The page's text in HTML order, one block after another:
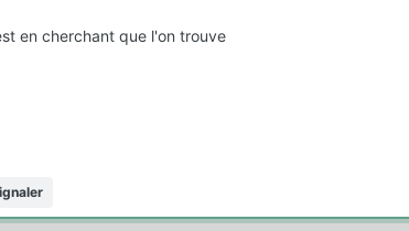
en cherchant que l'on trouve